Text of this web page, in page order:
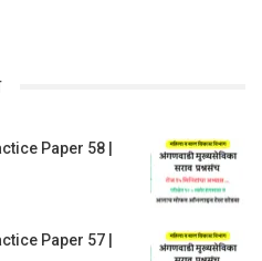
Paper 58 |
Paper 57 |